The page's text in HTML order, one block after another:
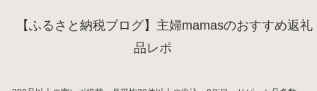
【ふるさと納税ブログ】主婦mamasのおすすめ返礼
品レポ